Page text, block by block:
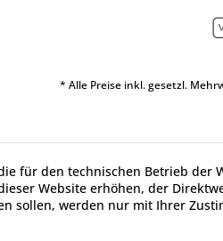
* Alle Preise inkl. gesetzl.
für den technischen Betrieb
Website erhöhen, der
sollen, werden nur mit Ihrer